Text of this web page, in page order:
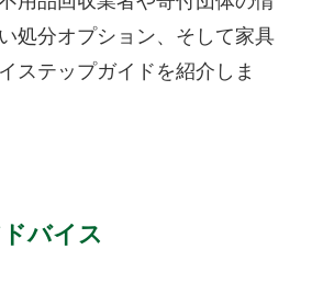
処分オプション、そして家具
ステップガイドを紹介しま
バイス